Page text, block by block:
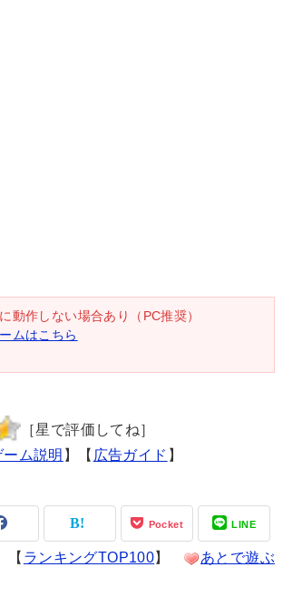
動作しない場合あり（PC推奨）
ムはこちら
［星で評価してね］
ーム説明 】【 広告ガイド 】
Pocket LINE
【 ランキングTOP100】 あとで遊ぶ